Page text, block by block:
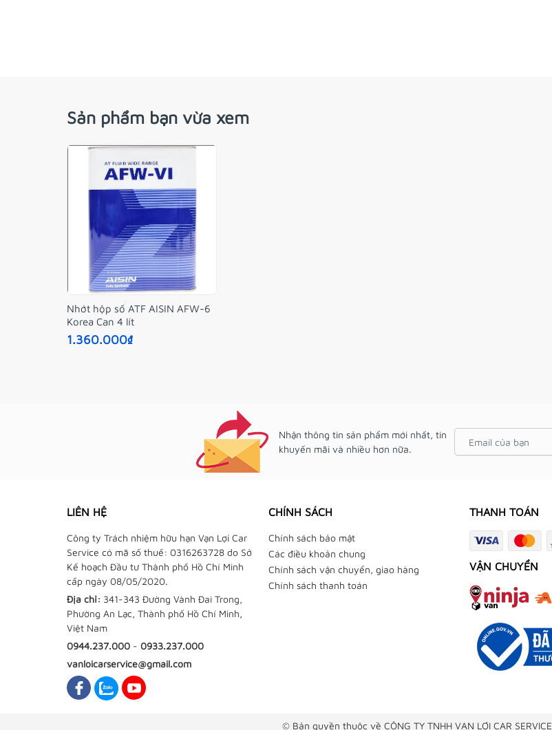
Sản phẩm bạn vừa xem
Nhớt hộp số ATF AISIN AFW-6
Korea Can 4 lít
1.360.000₫
Nhận thông tin sản phẩm mới nhất, tin
khuyến mãi và nhiều hơn nữa.
LIÊN HỆ
Công ty Trách nhiệm hữu hạn Vạn Lợi Car
Service có mã số thuế: 0316263728 do Sở
Kế hoạch Đầu tư Thành phố Hồ Chí Minh
cấp ngày 08/05/2020.
Địa chỉ: 341-343 Đường Vành Đai Trong,
Phường An Lạc, Thành phố Hồ Chí Minh,
Việt Nam
0944.237.000 - 0933.237.000
vanloicarservice@gmail.com
CHÍNH SÁCH
Chính sách bảo mật
Các điều khoản chung
Chính sách vận chuyển, giao hàng
Chính sách thanh toán
THANH TOÁN
VẬN CHUYỂN
© Bản quyền thuộc về CÔNG TY TNHH VẠN LỢI CAR SERVICE